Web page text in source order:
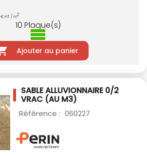
€ HT / m2
10 Plaque(s)
Ajouter au panier
SABLE ALLUVIONNAIRE 0/2
VRAC (AU M3)
Référence : 060227